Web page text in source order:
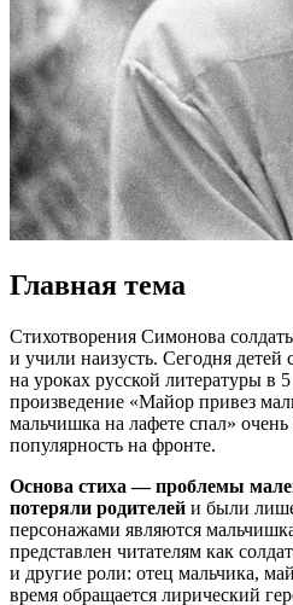
Главная тема
Стихотворения Симонова
и учили наизусть. Сегодня детей
на уроках русской литературы в
произведение «Майор привез
мальчишка на лафете спал»
популярность на фронте.
Основа стиха — проблемы
потеряли родителей и были
персонажами являются
представлен читателям как
и другие роли: отец мальчика,
время обращается лирический